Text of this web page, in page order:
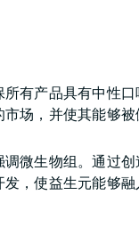
有产品具有中性
场，并使其能够
微生物组。通过
，使益生元能够